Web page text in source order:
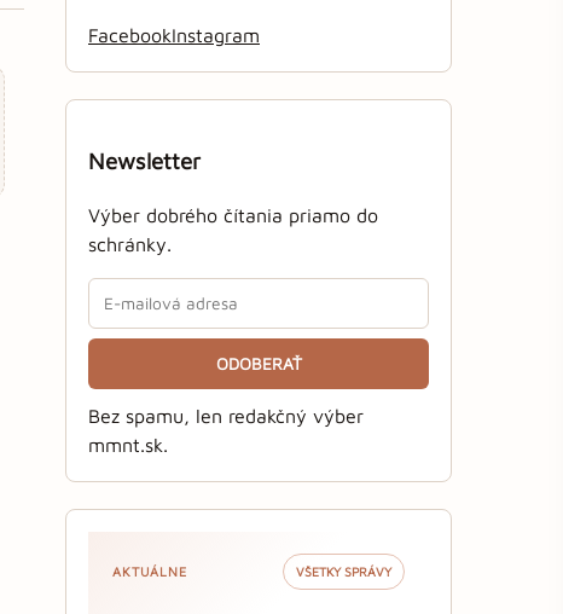
FacebookInstagram
Newsletter
Výber dobrého čítania priamo do
schránky.
ODOBERAŤ
Bez spamu, len redakčný výber
mmnt.sk.
AKTUÁLNE VŠETKY SPRÁVY